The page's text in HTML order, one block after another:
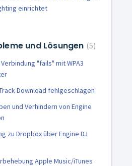
einrichtet
und Lösungen 5
Verbindung "fails" mit WPA3
Download fehlgeschlagen
und Verhindern von Engine
zu Dropbox über Engine DJ
Apple Music/iTunes